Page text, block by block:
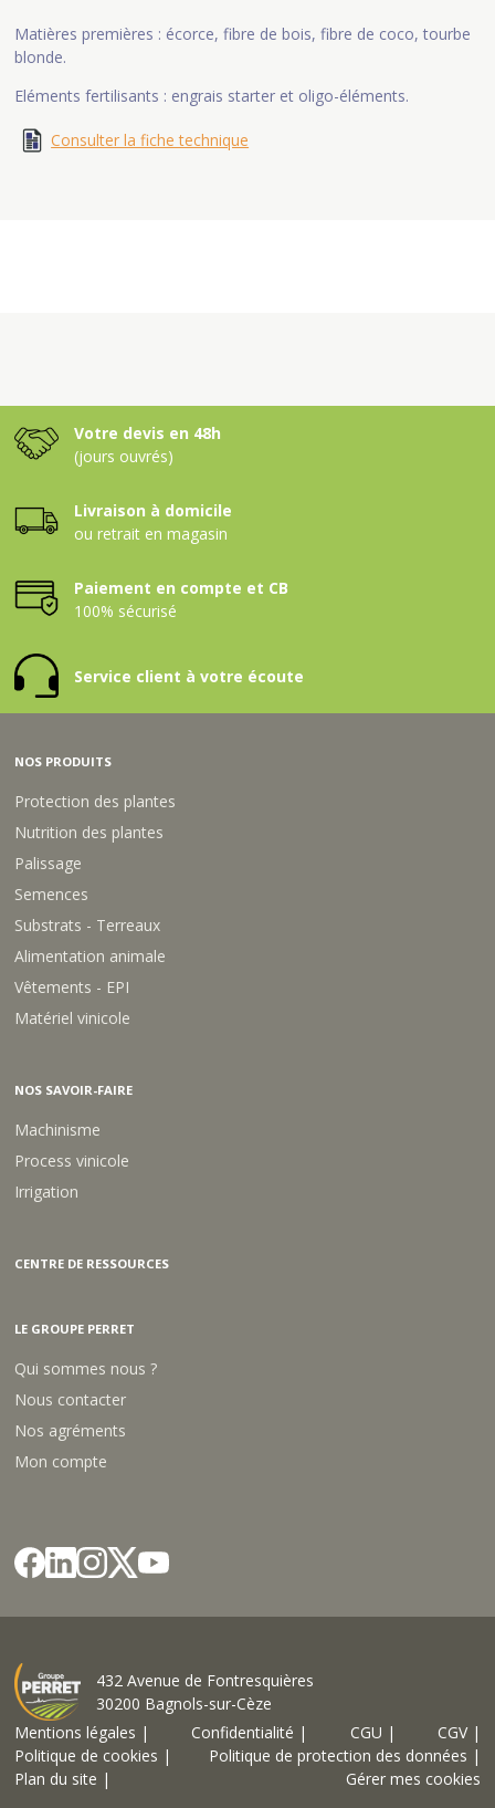
Matières premières : écorce, fibre de bois, fibre de coco, tourbe
blonde.
Eléments fertilisants : engrais starter et oligo-éléments.
Consulter la fiche technique
Votre devis en 48h
(jours ouvrés)
Livraison à domicile
ou retrait en magasin
Paiement en compte et CB
100% sécurisé
Service client à votre écoute
NOS PRODUITS
Protection des plantes
Nutrition des plantes
Palissage
Semences
Substrats - Terreaux
Alimentation animale
Vêtements - EPI
Matériel vinicole
NOS SAVOIR-FAIRE
Machinisme
Process vinicole
Irrigation
CENTRE DE RESSOURCES
LE GROUPE PERRET
Qui sommes nous ?
Nous contacter
Nos agréments
Mon compte
432 Avenue de Fontresquières
30200 Bagnols-sur-Cèze
Mentions légales |
Confidentialité | CGU |
CGV |
Politique de cookies |
Politique de protection des données |
Plan du site |
Gérer mes cookies